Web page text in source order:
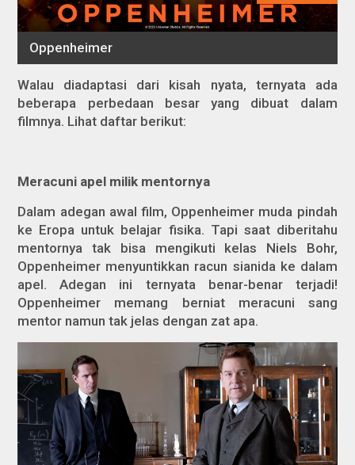
Walau diadaptasi dari kisah nyata, ternyata ada
beberapa perbedaan besar yang dibuat dalam
filmnya. Lihat daftar berikut:
Meracuni apel milik mentornya
Dalam adegan awal film, Oppenheimer muda pindah
ke Eropa untuk belajar fisika. Tapi saat diberitahu
mentornya tak bisa mengikuti kelas Niels Bohr,
Oppenheimer menyuntikkan racun sianida ke dalam
apel. Adegan ini ternyata benar-benar terjadi!
Oppenheimer memang berniat meracuni sang
mentor namun tak jelas dengan zat apa.